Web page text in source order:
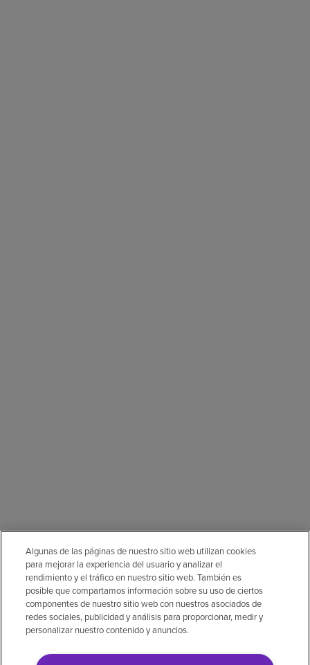
Algunas de las páginas de nuestro sitio web utilizan cookies
para mejorar la experiencia del usuario y analizar el
rendimiento y el tráfico en nuestro sitio web. También es
posible que compartamos información sobre su uso de ciertos
componentes de nuestro sitio web con nuestros asociados de
redes sociales, publicidad y análisis para proporcionar, medir y
personalizar nuestro contenido y anuncios.